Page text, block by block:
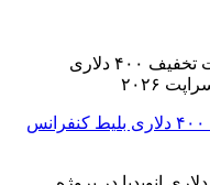
فرصت استثنایی: دریافت تخفیف ۴۰۰ دلاری بلیط کنفرانس